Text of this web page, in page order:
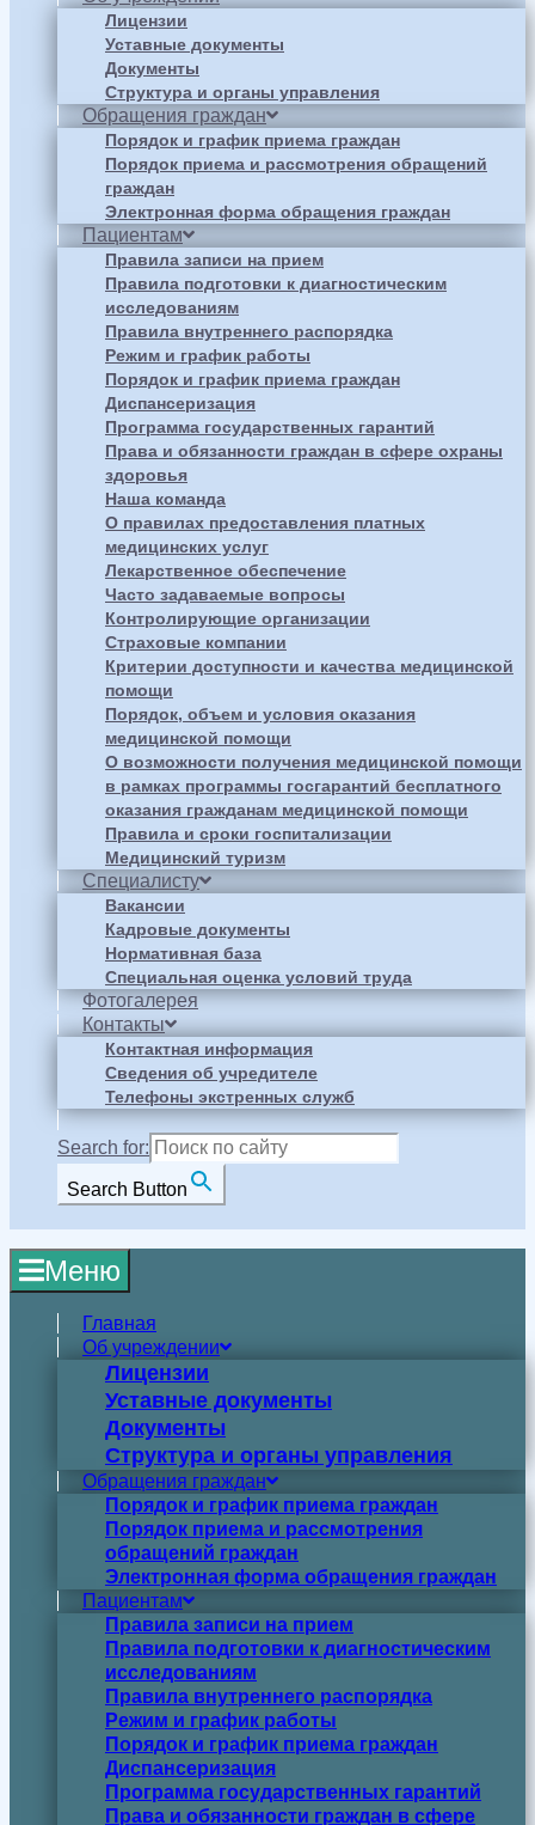
Лицензии
Уставные документы
Документы
Структура и органы управления
Обращения граждан
Порядок и график приема граждан
Порядок приема и рассмотрения обращений
граждан
Электронная форма обращения граждан
Пациентам
Правила записи на прием
Правила подготовки к диагностическим
исследованиям
Правила внутреннего распорядка
Режим и график работы
Порядок и график приема граждан
Диспансеризация
Программа государственных гарантий
Права и обязанности граждан в сфере охраны
здоровья
Наша команда
О правилах предоставления платных
медицинских услуг
Лекарственное обеспечение
Часто задаваемые вопросы
Контролирующие организации
Страховые компании
Критерии доступности и качества медицинской
помощи
Порядок, объем и условия оказания
медицинской помощи
О возможности получения медицинской помощи
в рамках программы госгарантий бесплатного
оказания гражданам медицинской помощи
Правила и сроки госпитализации
Медицинский туризм
Специалисту
Вакансии
Кадровые документы
Нормативная база
Специальная оценка условий труда
Фотогалерея
Контакты
Контактная информация
Сведения об учредителе
Телефоны экстренных служб
Search for:
Search Button
Меню
Главная
Об учреждении
Лицензии
Уставные документы
Документы
Структура и органы управления
Обращения граждан
Порядок и график приема граждан
Порядок приема и рассмотрения
обращений граждан
Электронная форма обращения граждан
Пациентам
Правила записи на прием
Правила подготовки к диагностическим
исследованиям
Правила внутреннего распорядка
Режим и график работы
Порядок и график приема граждан
Диспансеризация
Программа государственных гарантий
Права и обязанности граждан в сфере